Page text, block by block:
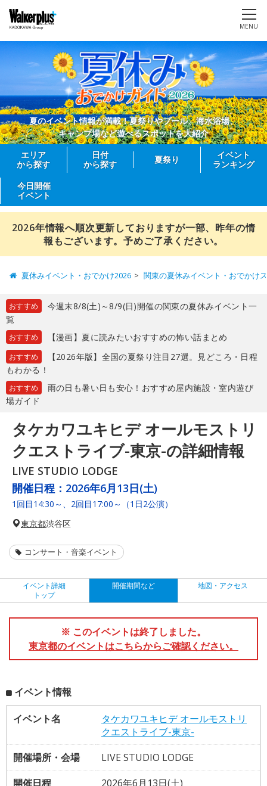
MENU
夏のイベント情報が満載！夏祭りやプール、海水浴場、
キャンプ場など遊べるスポットを大紹介
エリア
から探す
日付
から探す
夏祭り
イベント
ランキング
今日開催
イベント
2026年情報へ順次更新しておりますが一部、昨年の情
報もございます。予めご了承ください。
夏休みイベント・おでかけ2026 関東の夏休みイベント・おでかけ
おすすめ
今週末8/8(土)～8/9(日)開催の関東の夏休みイベント一
覧
おすすめ 【漫画】夏に読みたいおすすめの怖い話まとめ
おすすめ
【2026年版】全国の夏祭り注目27選。見どころ・日程
もわかる！
おすすめ
雨の日も暑い日も安心！おすすめ屋内施設・室内遊び
場ガイド
タケカワユキヒデ オールモストリ
クエストライブ-東京-の詳細情報
LIVE STUDIO LODGE
開催日程： 2026年6月13日(土)
1回目14:30～、2回目17:00～（1日2公演）
東京都渋谷区
コンサート・音楽イベント
イベント詳細
トップ
開催期間など 地図・アクセス
※ このイベントは終了しました。
東京都のイベントはこちらからご確認ください。
イベント情報
イベント名
タケカワユキヒデ オールモストリ
クエストライブ-東京-
開催場所・会場
LIVE STUDIO LODGE
開催日程
2026年6月13日(土)